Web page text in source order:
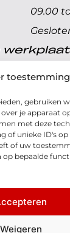
toestemming
gebruiken
je apparaat
met deze
of unieke ID's
of uw
bepaalde
Weigeren
09.00
08.00